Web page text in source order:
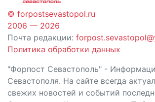
© forpostsevastopol.ru
2006 — 2026
Почта редакции:
Политика обработки данных
"Форпост Севастополь" -
Севастополя. На сайте всегда
свежих новостей и событий